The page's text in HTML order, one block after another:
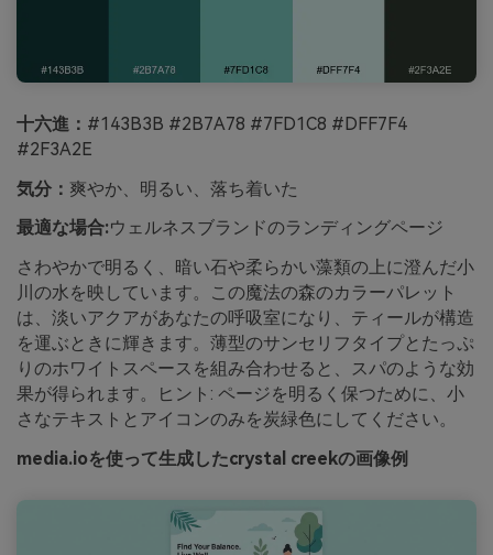
十六進： #143B3B #2B7A78 #7FD1C8 #DFF7F4
#2F3A2E
気分： 爽やか、明るい、落ち着いた
最適な場合:ウェルネスブランドのランディングページ
さわやかで明るく、暗い石や柔らかい藻類の上に澄んだ小
川の水を映しています。この魔法の森のカラーパレット
は、淡いアクアがあなたの呼吸室になり、ティールが構造
を運ぶときに輝きます。薄型のサンセリフタイプとたっぷ
りのホワイトスペースを組み合わせると、スパのような効
果が得られます。ヒント: ページを明るく保つために、小
さなテキストとアイコンのみを炭緑色にしてください。
media.ioを使って生成したcrystal creekの画像例